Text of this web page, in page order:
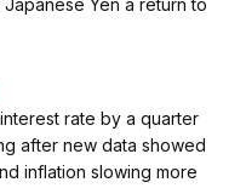
Yen a return to
rate by a quarter
after new data showed
inflation slowing more